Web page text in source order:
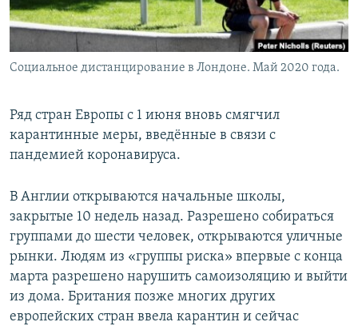
Социальное дистанцирование в Лондоне. Май 2020 года.
Ряд стран Европы с 1 июня вновь смягчил
карантинные меры, введённые в связи с
пандемией коронавируса.
В Англии открываются начальные школы,
закрытые 10 недель назад. Разрешено собираться
группами до шести человек, открываются уличные
рынки. Людям из «группы риска» впервые с конца
марта разрешено нарушить самоизоляцию и выйти
из дома. Британия позже многих других
европейских стран ввела карантин и сейчас